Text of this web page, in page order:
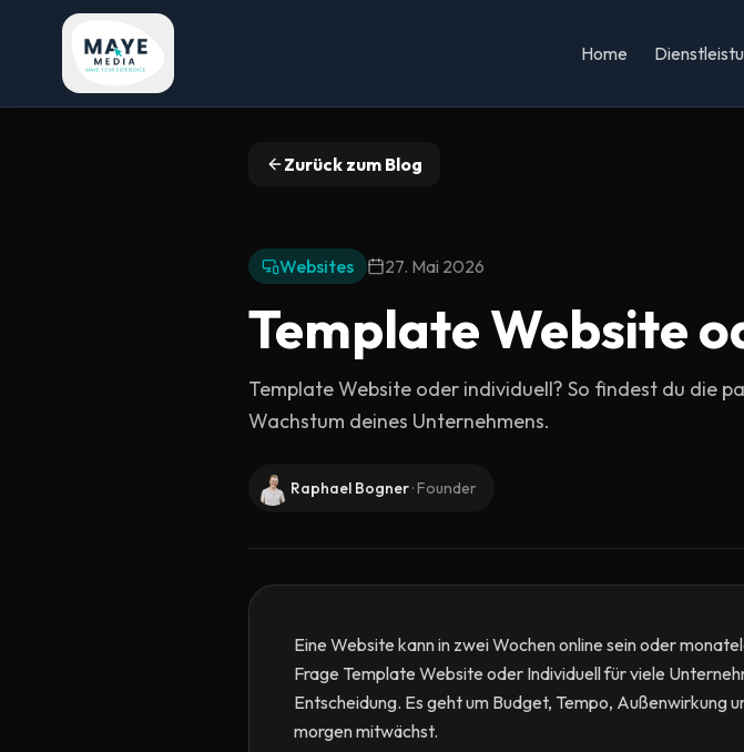
Home
Zurück zum Blog
Websites 27. Mai 2026
Template Website
Template Website oder individuell? So findest du die
Wachstum deines Unternehmens.
Raphael Bogner·Founder
Eine Website kann in zwei Wochen online sein oder
Frage Template Website oder Individuell für viele
Entscheidung. Es geht um Budget, Tempo, Außenwirkung
morgen mitwächst.